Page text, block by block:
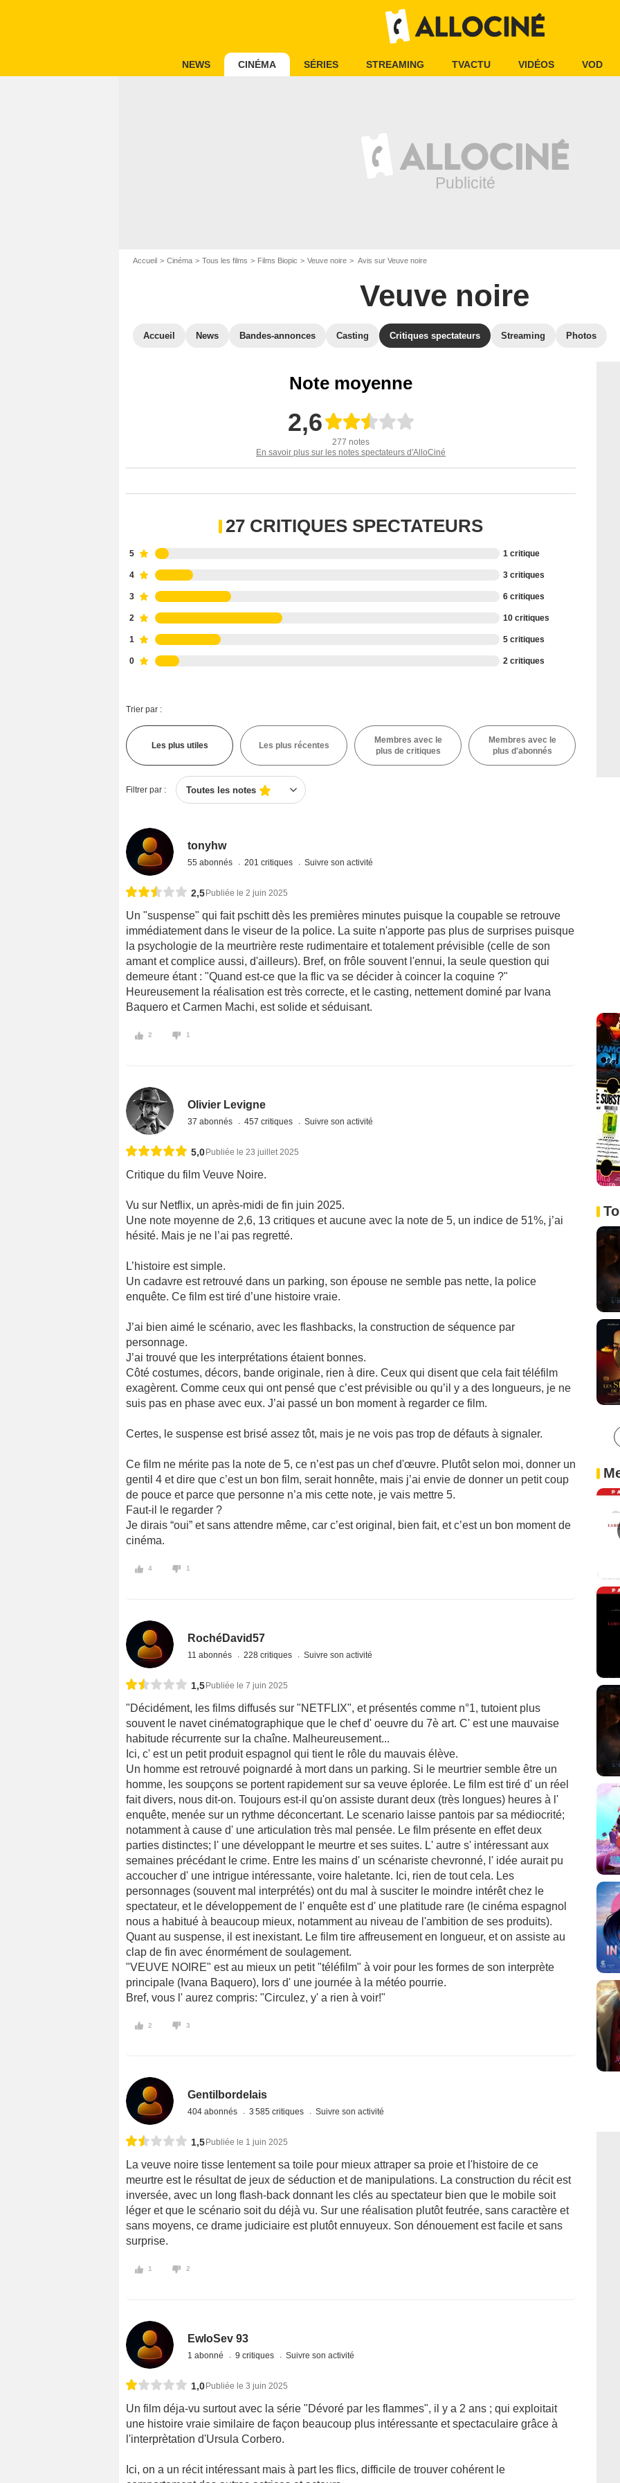
NEWS CINÉMA SÉRIES STREAMING TVACTU VIDÉOS VOD
Accueil Cinéma Tous les films Films Biopic Veuve noire Avis sur Veuve noire
Veuve noire
Accueil News Bandes-annonces Casting Critiques spectateurs Streaming Photos
Note moyenne
2,6
277 notes
En savoir plus sur les notes spectateurs d'AlloCiné
27 CRITIQUES SPECTATEURS
5 1 critique
4 3 critiques
3 6 critiques
2 10 critiques
1 5 critiques
0 2 critiques
Trier par :
Les plus utiles Les plus récentes
Membres avec le
plus de critiques
Membres avec le
plus d'abonnés
Filtrer par : Toutes les notes
tonyhw
55 abonnés 201 critiques Suivre son activité
2,5 Publiée le 2 juin 2025
Un "suspense" qui fait pschitt dès les premières minutes puisque la coupable se retrouve
immédiatement dans le viseur de la police. La suite n'apporte pas plus de surprises puisque
la psychologie de la meurtrière reste rudimentaire et totalement prévisible (celle de son
amant et complice aussi, d'ailleurs). Bref, on frôle souvent l'ennui, la seule question qui
demeure étant : "Quand est-ce que la flic va se décider à coincer la coquine ?"
Heureusement la réalisation est très correcte, et le casting, nettement dominé par Ivana
Baquero et Carmen Machi, est solide et séduisant.
2 1
Olivier Levigne
37 abonnés 457 critiques Suivre son activité
5,0Publiée le 23 juillet 2025
Critique du film Veuve Noire.
Vu sur Netflix, un après-midi de fin juin 2025.
Une note moyenne de 2,6, 13 critiques et aucune avec la note de 5, un indice de 51%, j’ai
hésité. Mais je ne l’ai pas regretté.
L’histoire est simple.
Un cadavre est retrouvé dans un parking, son épouse ne semble pas nette, la police
enquête. Ce film est tiré d’une histoire vraie.
J’ai bien aimé le scénario, avec les flashbacks, la construction de séquence par
personnage.
J’ai trouvé que les interprétations étaient bonnes.
Côté costumes, décors, bande originale, rien à dire. Ceux qui disent que cela fait téléfilm
exagèrent. Comme ceux qui ont pensé que c’est prévisible ou qu’il y a des longueurs, je ne
suis pas en phase avec eux. J’ai passé un bon moment à regarder ce film.
Certes, le suspense est brisé assez tôt, mais je ne vois pas trop de défauts à signaler.
Ce film ne mérite pas la note de 5, ce n’est pas un chef d'œuvre. Plutôt selon moi, donner un
gentil 4 et dire que c’est un bon film, serait honnête, mais j’ai envie de donner un petit coup
de pouce et parce que personne n’a mis cette note, je vais mettre 5.
Faut-il le regarder ?
Je dirais “oui” et sans attendre même, car c’est original, bien fait, et c’est un bon moment de
cinéma.
4 1
RochéDavid57
11 abonnés 228 critiques Suivre son activité
1,5Publiée le 7 juin 2025
"Décidément, les films diffusés sur "NETFLIX", et présentés comme n°1, tutoient plus
souvent le navet cinématographique que le chef d' oeuvre du 7è art. C' est une mauvaise
habitude récurrente sur la chaîne. Malheureusement...
Ici, c' est un petit produit espagnol qui tient le rôle du mauvais élève.
Un homme est retrouvé poignardé à mort dans un parking. Si le meurtrier semble être un
homme, les soupçons se portent rapidement sur sa veuve éplorée. Le film est tiré d' un réel
fait divers, nous dit-on. Toujours est-il qu'on assiste durant deux (très longues) heures à l'
enquête, menée sur un rythme déconcertant. Le scenario laisse pantois par sa médiocrité;
notamment à cause d' une articulation très mal pensée. Le film présente en effet deux
parties distinctes; l' une développant le meurtre et ses suites. L' autre s' intéressant aux
semaines précédant le crime. Entre les mains d' un scénariste chevronné, l' idée aurait pu
accoucher d' une intrigue intéressante, voire haletante. Ici, rien de tout cela. Les
personnages (souvent mal interprétés) ont du mal à susciter le moindre intérêt chez le
spectateur, et le développement de l' enquête est d' une platitude rare (le cinéma espagnol
nous a habitué à beaucoup mieux, notamment au niveau de l'ambition de ses produits).
Quant au suspense, il est inexistant. Le film tire affreusement en longueur, et on assiste au
clap de fin avec énormément de soulagement.
"VEUVE NOIRE" est au mieux un petit "téléfilm" à voir pour les formes de son interprète
principale (Ivana Baquero), lors d' une journée à la météo pourrie.
Bref, vous l' aurez compris: "Circulez, y' a rien à voir!"
2 3
Gentilbordelais
404 abonnés 3 585 critiques Suivre son activité
1,5 Publiée le 1 juin 2025
La veuve noire tisse lentement sa toile pour mieux attraper sa proie et l'histoire de ce
meurtre est le résultat de jeux de séduction et de manipulations. La construction du récit est
inversée, avec un long flash-back donnant les clés au spectateur bien que le mobile soit
léger et que le scénario soit du déjà vu. Sur une réalisation plutôt feutrée, sans caractère et
sans moyens, ce drame judiciaire est plutôt ennuyeux. Son dénouement est facile et sans
surprise.
1 2
EwloSev 93
1 abonné 9 critiques Suivre son activité
1,0 Publiée le 3 juin 2025
Un film déja-vu surtout avec la série "Dévoré par les flammes", il y a 2 ans ; qui exploitait
une histoire vraie similaire de façon beaucoup plus intéressante et spectaculaire grâce à
l'interprètation d'Ursula Corbero.
Ici, on a un récit intéressant mais à part les flics, difficile de trouver cohérent le